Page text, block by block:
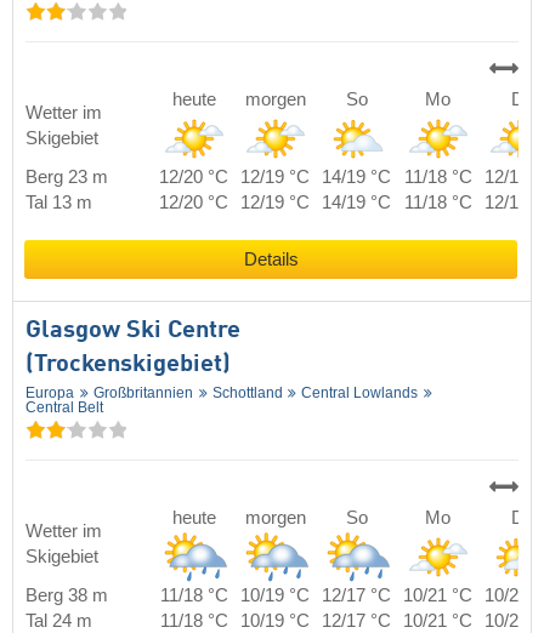
Wetter im
Skigebiet
heute morgen So Mo Di
Berg 23 m 12/20 °C 12/19 °C 14/19 °C 11/18 °C
12/18
Tal 13 m
12/20 °C 12/19 °C 14/19 °C 11/18 °C 12/18
Details
Glasgow Ski Centre
(Trockenskigebiet)
Europa Großbritannien Schottland
Central Lowlands
Central Belt
Wetter im
Skigebiet
heute morgen So Mo Di
Berg 38 m 11/18 °C 10/19 °C 12/17 °C 10/21 °C
10/24
Tal 24 m
11/18 °C 10/19 °C 12/17 °C 10/21 °C 10/24